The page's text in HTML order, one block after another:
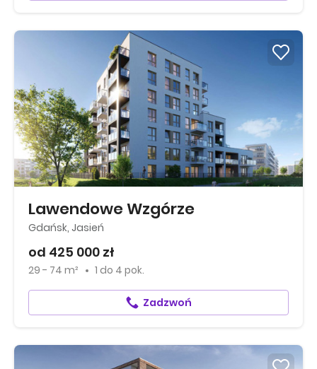
Lawendowe Wzgórze
Gdańsk, Jasień
od 425 000 zł
29 - 74 m² 1 do 4 pok.
Zadzwoń